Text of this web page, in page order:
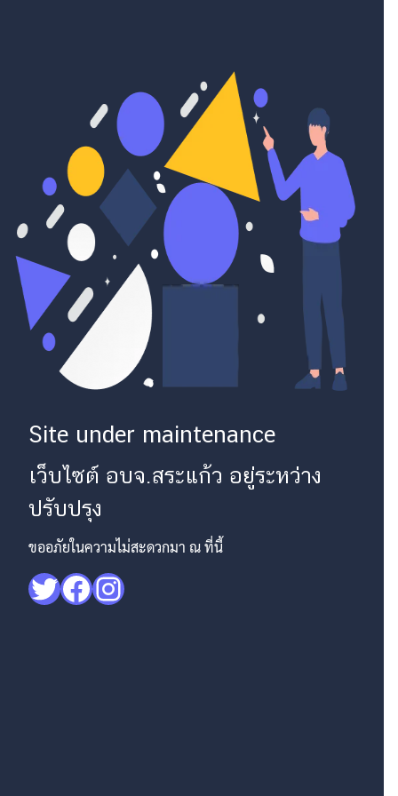
Site under maintenance
เว็บไซต์ อบจ.สระแก้ว อยู่ระหว่าง
ปรับปรุง
ขออภัยในความไม่สะดวกมา ณ ที่นี้
Twitter
Facebook
Instagram